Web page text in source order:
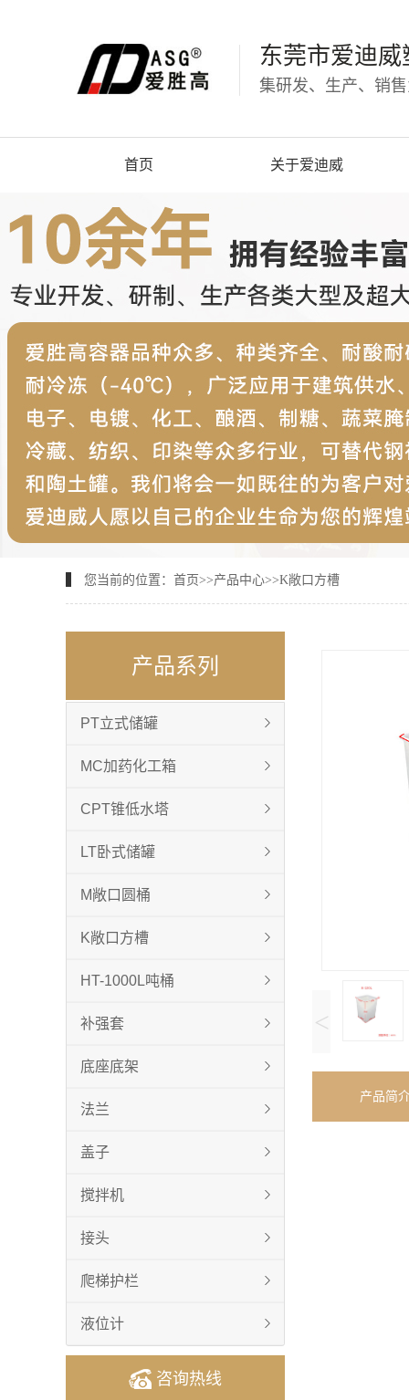
东莞市爱迪
集研发、生产、销
首页 关于爱迪威
您当前的位置： 首页>>产品中心>>K敞口方槽
产品系列
PT立式储罐
MC加药化工箱
CPT锥低水塔
LT卧式储罐
M敞口圆桶
K敞口方槽
HT-1000L吨桶
补强套
底座底架
法兰
盖子
搅拌机
接头
爬梯护栏
液位计
咨询热线
<
产品简